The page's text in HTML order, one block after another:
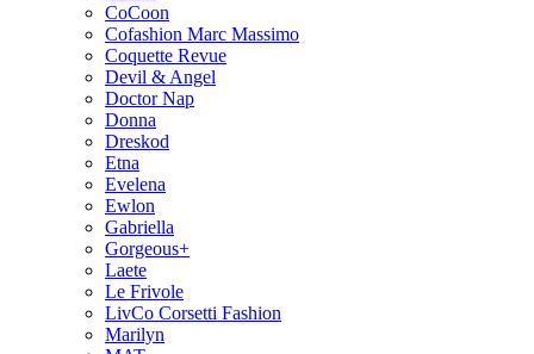
CoCoon
Cofashion Marc Massimo
Coquette Revue
Devil & Angel
Doctor Nap
Donna
Dreskod
Etna
Evelena
Ewlon
Gabriella
Gorgeous+
Laete
Le Frivole
LivCo Corsetti Fashion
Marilyn